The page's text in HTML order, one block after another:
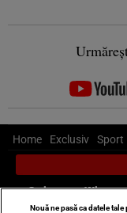
Home Exclusiv Sport
Scrie-ne pe
Nouă ne pasă ca datele